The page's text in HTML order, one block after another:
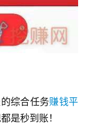
综合任务赚钱平
是秒到账！